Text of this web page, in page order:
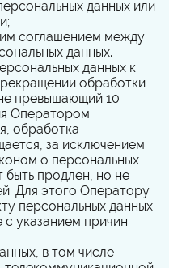
данных или
соглашением между
данных.
данных к
обработки
превышающий 10
Оператором
обработка
за исключением
о персональных
быть продлен, но не
Для этого Оператору
персональных данных
указанием причин
в том числе